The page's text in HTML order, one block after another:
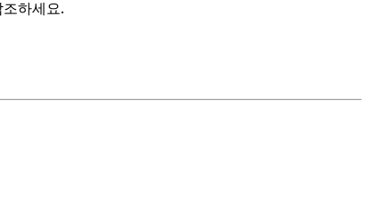
하세요.